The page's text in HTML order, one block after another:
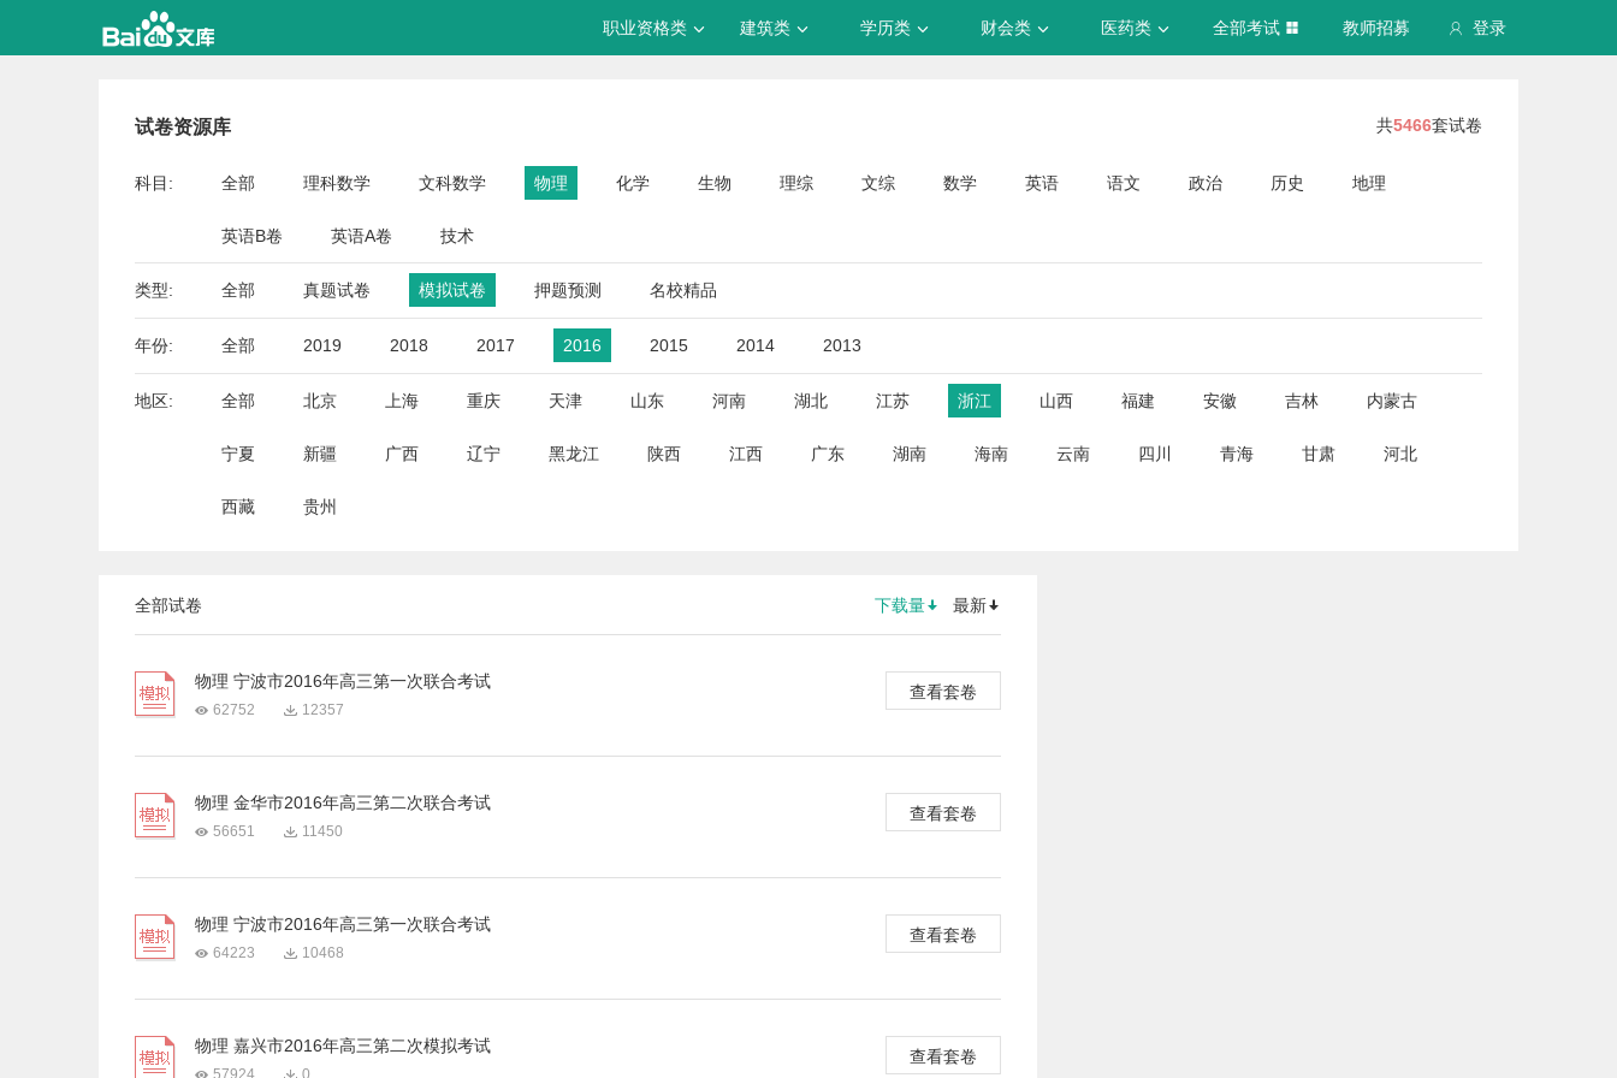
登录
职业资格类 建筑类 学历类 财会类 医药类 全部考试 教师招募
试卷资源库 共5466套试卷
科目: 全部 理科数学 文科数学 物理 化学 生物 理综 文综 数学 英语 语文 政治 历史 地理
英语B卷 英语A卷 技术
类型: 全部 真题试卷 模拟试卷 押题预测 名校精品
年份: 全部 2019 2018 2017 2016 2015 2014 2013
地区: 全部 北京 上海 重庆 天津 山东 河南 湖北 江苏 浙江 山西 福建 安徽 吉林 内蒙古
宁夏 新疆 广西 辽宁 黑龙江 陕西 江西 广东 湖南 海南 云南 四川 青海 甘肃 河北
西藏 贵州
全部试卷 下载量 最新
物理 宁波市2016年高三第一次联合考试
62752 12357
查看套卷
物理 金华市2016年高三第二次联合考试
56651 11450
查看套卷
物理 宁波市2016年高三第一次联合考试
64223 10468
查看套卷
物理 嘉兴市2016年高三第二次模拟考试
57924 0
查看套卷